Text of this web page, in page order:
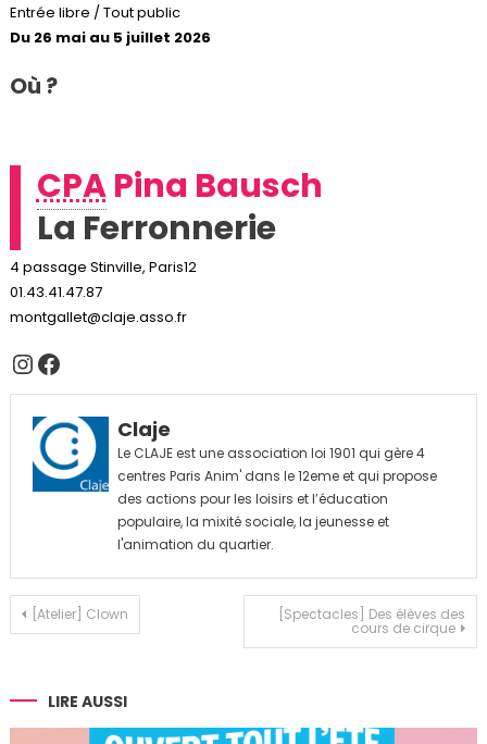
Entrée libre / Tout public
Du 26 mai au 5 juillet 2026
Où ?
CPAPina Bausch
La Ferronnerie
4 passage Stinville, Paris12
01.43.41.47.87
montgallet@claje.asso.fr
Instagram
Facebook
Claje
Le CLAJE est une association loi 1901 qui gère 4
centres Paris Anim' dans le 12eme et qui propose
des actions pour les loisirs et l’éducation
populaire, la mixité sociale, la jeunesse et
l'animation du quartier.
Navigation
l’article
[Atelier] Clown [Spectacles] Des élèves des
cours de cirque
LIRE AUSSI